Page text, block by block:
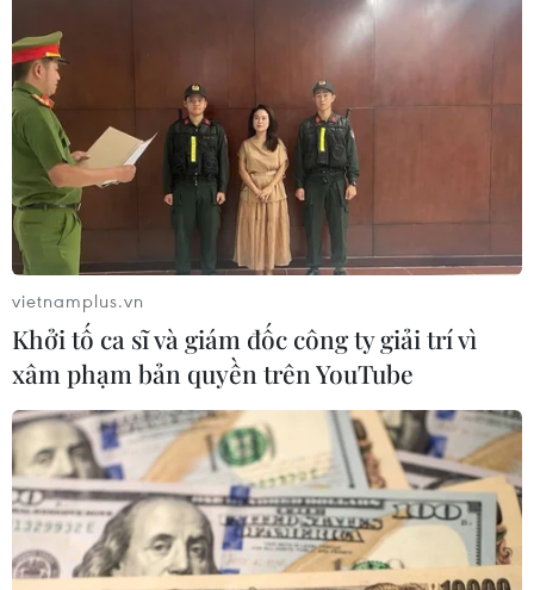
biết đến trên thế giới vừa được các nhà khảo cổ tìm
thấy tại miền Nam Israel.
Phát lộ quần thể thờ cúng của người Hy
Lạp cổ đại ở CH Cyprus
24/07/2019 07:29
vietnamplus.vn
Khởi tố ca sĩ và giám đốc công ty giải trí vì
xâm phạm bản quyền trên YouTube